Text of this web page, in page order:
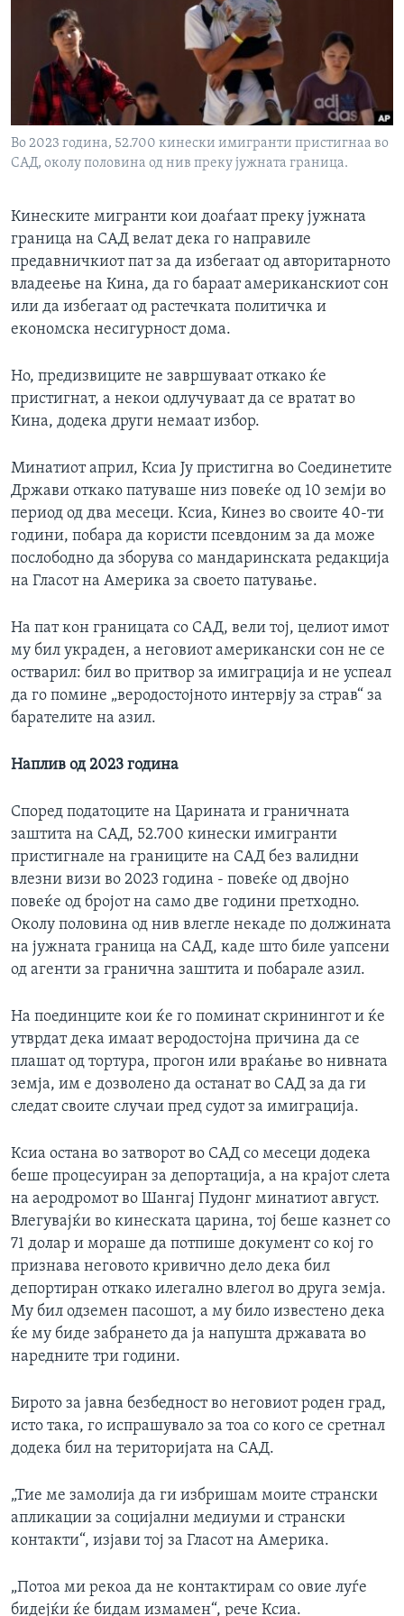
ИНТЕРВЈУА
Јазици
Во 2023 година, 52.700 кинески имигранти пристигнаа во
САД, околу половина од нив преку јужната граница.
Кинеските мигранти кои доаѓаат преку јужната
граница на САД велат дека го направиле
предавничкиот пат за да избегаат од авторитарното
владеење на Кина, да го бараат американскиот сон
или да избегаат од растечката политичка и
економска несигурност дома.
Но, предизвиците не завршуваат откако ќе
пристигнат, а некои одлучуваат да се вратат во
Кина, додека други немаат избор.
Минатиот април, Ксиа Ју пристигна во Соединетите
Држави откако патуваше низ повеќе од 10 земји во
период од два месеци. Ксиа, Кинез во своите 40-ти
години, побара да користи псевдоним за да може
послободно да зборува со мандаринската редакција
на Гласот на Америка за своето патување.
На пат кон границата со САД, вели тој, целиот имот
му бил украден, а неговиот американски сон не се
остварил: бил во притвор за имиграција и не успеал
да го помине „веродостојното интервју за страв“ за
барателите на азил.
Наплив од 2023 година
Според податоците на Царината и граничната
заштита на САД, 52.700 кинески имигранти
пристигнале на границите на САД без валидни
влезни визи во 2023 година - повеќе од двојно
повеќе од бројот на само две години претходно.
Околу половина од нив влегле некаде по должината
на јужната граница на САД, каде што биле уапсени
од агенти за гранична заштита и побарале азил.
На поединците кои ќе го поминат скринингот и ќе
утврдат дека имаат веродостојна причина да се
плашат од тортура, прогон или враќање во нивната
земја, им е дозволено да останат во САД за да ги
следат своите случаи пред судот за имиграција.
Ксиа остана во затворот во САД со месеци додека
беше процесуиран за депортација, а на крајот слета
на аеродромот во Шангај Пудонг минатиот август.
Влегувајќи во кинеската царина, тој беше казнет со
71 долар и мораше да потпише документ со кој го
признава неговото кривично дело дека бил
депортиран откако илегално влегол во друга земја.
Му бил одземен пасошот, а му било известено дека
ќе му биде забрането да ја напушта државата во
наредните три години.
Бирото за јавна безбедност во неговиот роден град,
исто така, го испрашувало за тоа со кого се сретнал
додека бил на територијата на САД.
„Тие ме замолија да ги избришам моите странски
апликации за социјални медиуми и странски
контакти“, изјави тој за Гласот на Америка.
„Потоа ми рекоа да не контактирам со овие луѓе
бидејќи ќе бидам измамен“, рече Ксиа.